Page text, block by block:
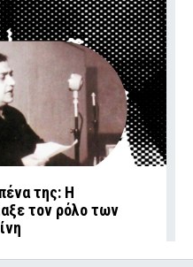
της: Η
τον ρόλο των